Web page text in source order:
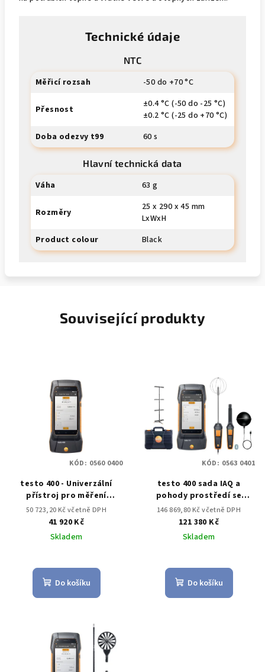
Technické údaje
NTC
Měřicí rozsah -50 do +70 °C
Přesnost
±0.4 °C (-50 do -25 °C)
±0.2 °C (-25 do +70 °C)
Doba odezvy t99
60 s
Hlavní technická data
Váha 63 g
Rozměry
25 x 290 x 45 mm
LxWxH
Product colour
Black
Související produkty
testo 400 - Univerzální
přístroj pro měření
klimatických veličin
50 723,20 Kč včetně DPH
41 920 Kč
Skladem
Do košíku
KÓD: 0560 0400
testo 400 sada IAQ a
pohody prostředí se
stativem
146 869,80 Kč včetně DPH
121 380 Kč
Skladem
Do košíku
KÓD: 0563 0401